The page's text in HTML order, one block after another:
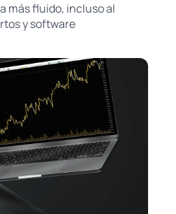
más fluido, incluso al
y software